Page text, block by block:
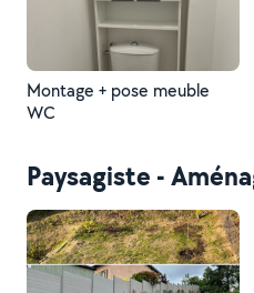
Montage + pose meuble
WC
Paysagiste -